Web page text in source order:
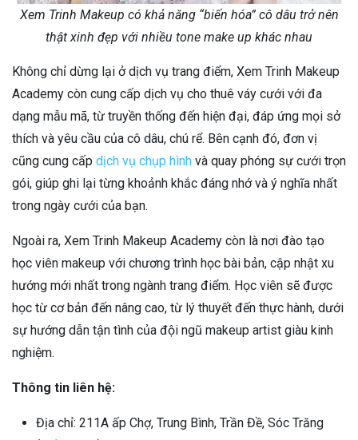
Xem Trinh Makeup có khả năng “biến hóa” cô dâu trở nên
thật xinh đẹp với nhiều tone make up khác nhau
Không chỉ dừng lại ở dịch vụ trang điểm, Xem Trinh Makeup
Academy còn cung cấp dịch vụ cho thuê váy cưới với đa
dạng mẫu mã, từ truyền thống đến hiện đại, đáp ứng mọi sở
thích và yêu cầu của cô dâu, chú rể. Bên cạnh đó, đơn vị
cũng cung cấp dịch vụ chụp hình và quay phóng sự cưới trọn
gói, giúp ghi lại từng khoảnh khắc đáng nhớ và ý nghĩa nhất
trong ngày cưới của bạn.
Ngoài ra, Xem Trinh Makeup Academy còn là nơi đào tạo
học viên makeup với chương trình học bài bản, cập nhật xu
hướng mới nhất trong ngành trang điểm. Học viên sẽ được
học từ cơ bản đến nâng cao, từ lý thuyết đến thực hành, dưới
sự hướng dẫn tận tình của đội ngũ makeup artist giàu kinh
nghiệm.
Thông tin liên hệ:
Địa chỉ: 211A ấp Chợ, Trung Bình, Trần Đề, Sóc Trăng